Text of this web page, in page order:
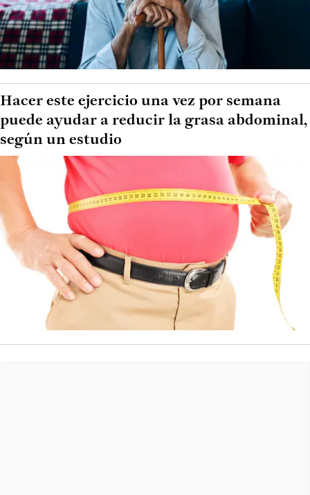
Hacer este ejercicio una vez por semana
puede ayudar a reducir la grasa abdominal,
según un estudio